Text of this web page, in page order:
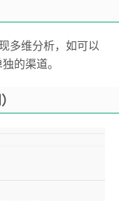
多维分析，如可以
的渠道。